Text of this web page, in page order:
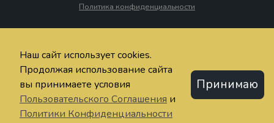
Политика конфиденциальности
Наш сайт использует cookies.
Продолжая использование сайта
вы принимаете условия
Пользовательского Соглашения и
Политики Конфиденциальности
Принимаю